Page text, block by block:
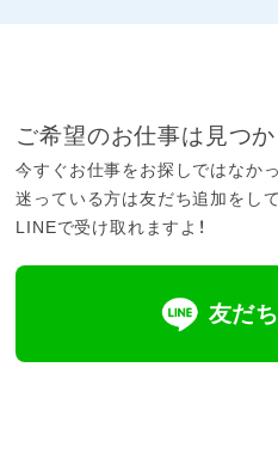
ご希望のお仕事は見つ
今すぐお仕事をお探しではなか
迷っている方は友だち追加をし
LINEで受け取れますよ！
友だ